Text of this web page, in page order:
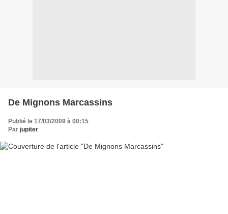
De Mignons Marcassins
Publié le 17/03/2009 à 00:15
Par jupiter